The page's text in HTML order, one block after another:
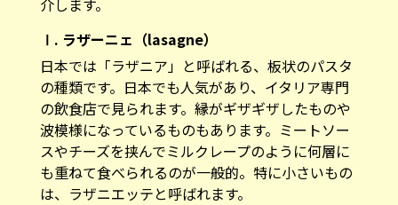
介します。
Ⅰ. ラザーニェ（lasagne）
日本では「ラザニア」と呼ばれる、板状のパスタ
の種類です。日本でも人気があり、イタリア専門
の飲食店で見られます。縁がギザギザしたものや
波模様になっているものもあります。ミートソー
スやチーズを挟んでミルクレープのように何層に
も重ねて食べられるのが一般的。特に小さいもの
は、ラザニエッテと呼ばれます。